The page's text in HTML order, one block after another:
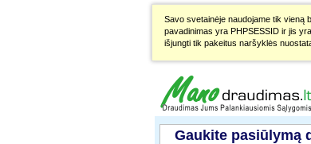
Savo svetainėje naudojame tik vieną
pavadinimas yra PHPSESSID ir jis
išjungti tik pakeitus naršyklės
Gaukite pasiūlymą